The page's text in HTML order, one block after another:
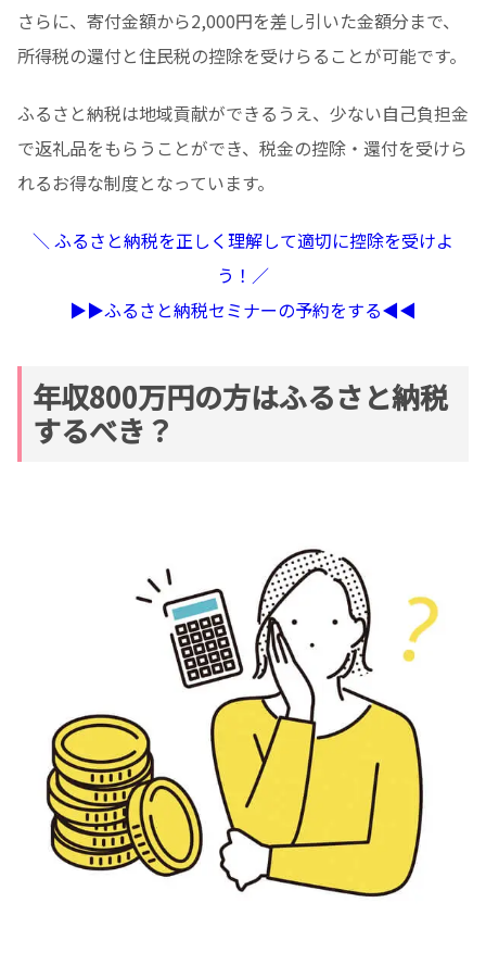
さらに、寄付金額から2,000円を差し引いた金額分まで、
所得税の還付と住民税の控除を受けらることが可能です。
ふるさと納税は地域貢献ができるうえ、少ない自己負担金
で返礼品をもらうことができ、税金の控除・還付を受けら
れるお得な制度となっています。
＼ ふるさと納税を正しく理解して適切に控除を受けよ
う！／
▶︎▶︎ふるさと納税セミナーの予約をする◀︎◀︎
年収800万円の方はふるさと納税
するべき？